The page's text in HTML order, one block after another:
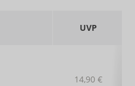
UVP
14,90 €